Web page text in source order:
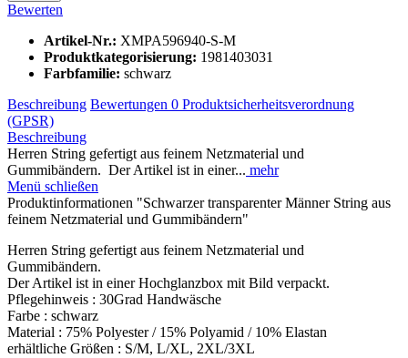
Bewerten
Artikel-Nr.: XMPA596940-S-M
Produktkategorisierung: 1981403031
Farbfamilie: schwarz
Beschreibung Bewertungen 0 Produktsicherheitsverordnung
(GPSR)
Beschreibung
Herren String gefertigt aus feinem Netzmaterial und
Gummibändern. Der Artikel ist in einer... mehr
Menü schließen
Produktinformationen "Schwarzer transparenter Männer String aus
feinem Netzmaterial und Gummibändern"
Herren String gefertigt aus feinem Netzmaterial und
Gummibändern.
Der Artikel ist in einer Hochglanzbox mit Bild verpackt.
Pflegehinweis : 30Grad Handwäsche
Farbe : schwarz
Material : 75% Polyester / 15% Polyamid / 10% Elastan
erhältliche Größen : S/M, L/XL, 2XL/3XL